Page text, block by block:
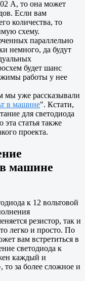
А, то она может
Если вам
количества, то
схему.
параллельно
немного, да будут
будет шанс
работы у нее
мы уже рассказывали
в машине". Кстати,
для светодиода
статья также
проекта.
в машине
к 12 вольтовой
резистор, так и
легко и просто. По
вам встретиться в
светодиода к
каждый и
то за более сложное и